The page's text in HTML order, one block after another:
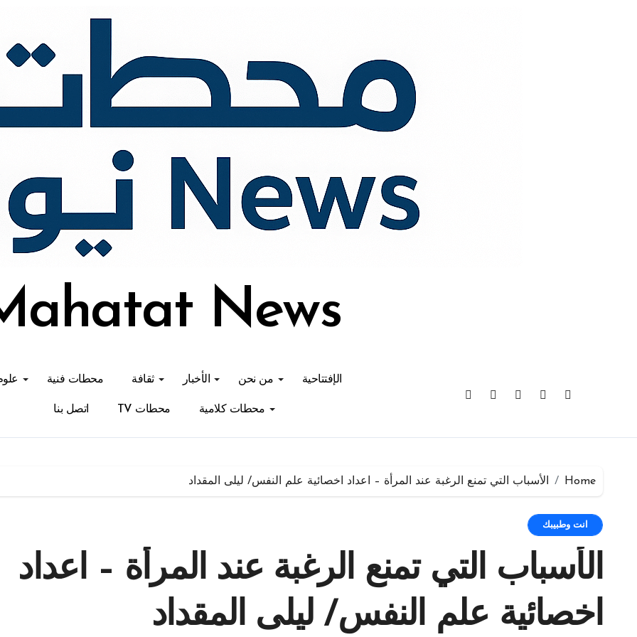
News
الإفتتاحية من نحن الأخبار ثقافة محطات فنية
محطات كلامية محطات TV اتصل بنا
Home الأسباب التي تمنع الرغبة عند المرأة – اعداد اخصائية علم النفس/ ليلى المقداد
انت وطبيبك
الأسباب التي تمنع الرغبة عند المرأة – اعداد
اخصائية علم النفس/ ليلى المقداد